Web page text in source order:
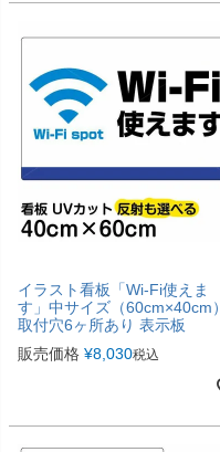
イラスト看板「Wi-Fi使えま
す」中サイズ（60cm×40cm）
取付穴6ヶ所あり 表示板
販売価格 ¥8,030税込